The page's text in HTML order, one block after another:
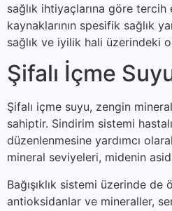
sağlık ihtiyaçlarına göre
kaynaklarının spesifik sağlık
sağlık ve iyilik hali üzerindeki
Şifalı İçme
Şifalı içme suyu, zengin
sahiptir. Sindirim sistemi
düzenlenmesine yardımcı
mineral seviyeleri, midenin
Bağışıklık sistemi üzerinde
antioksidanlar ve mineraller,